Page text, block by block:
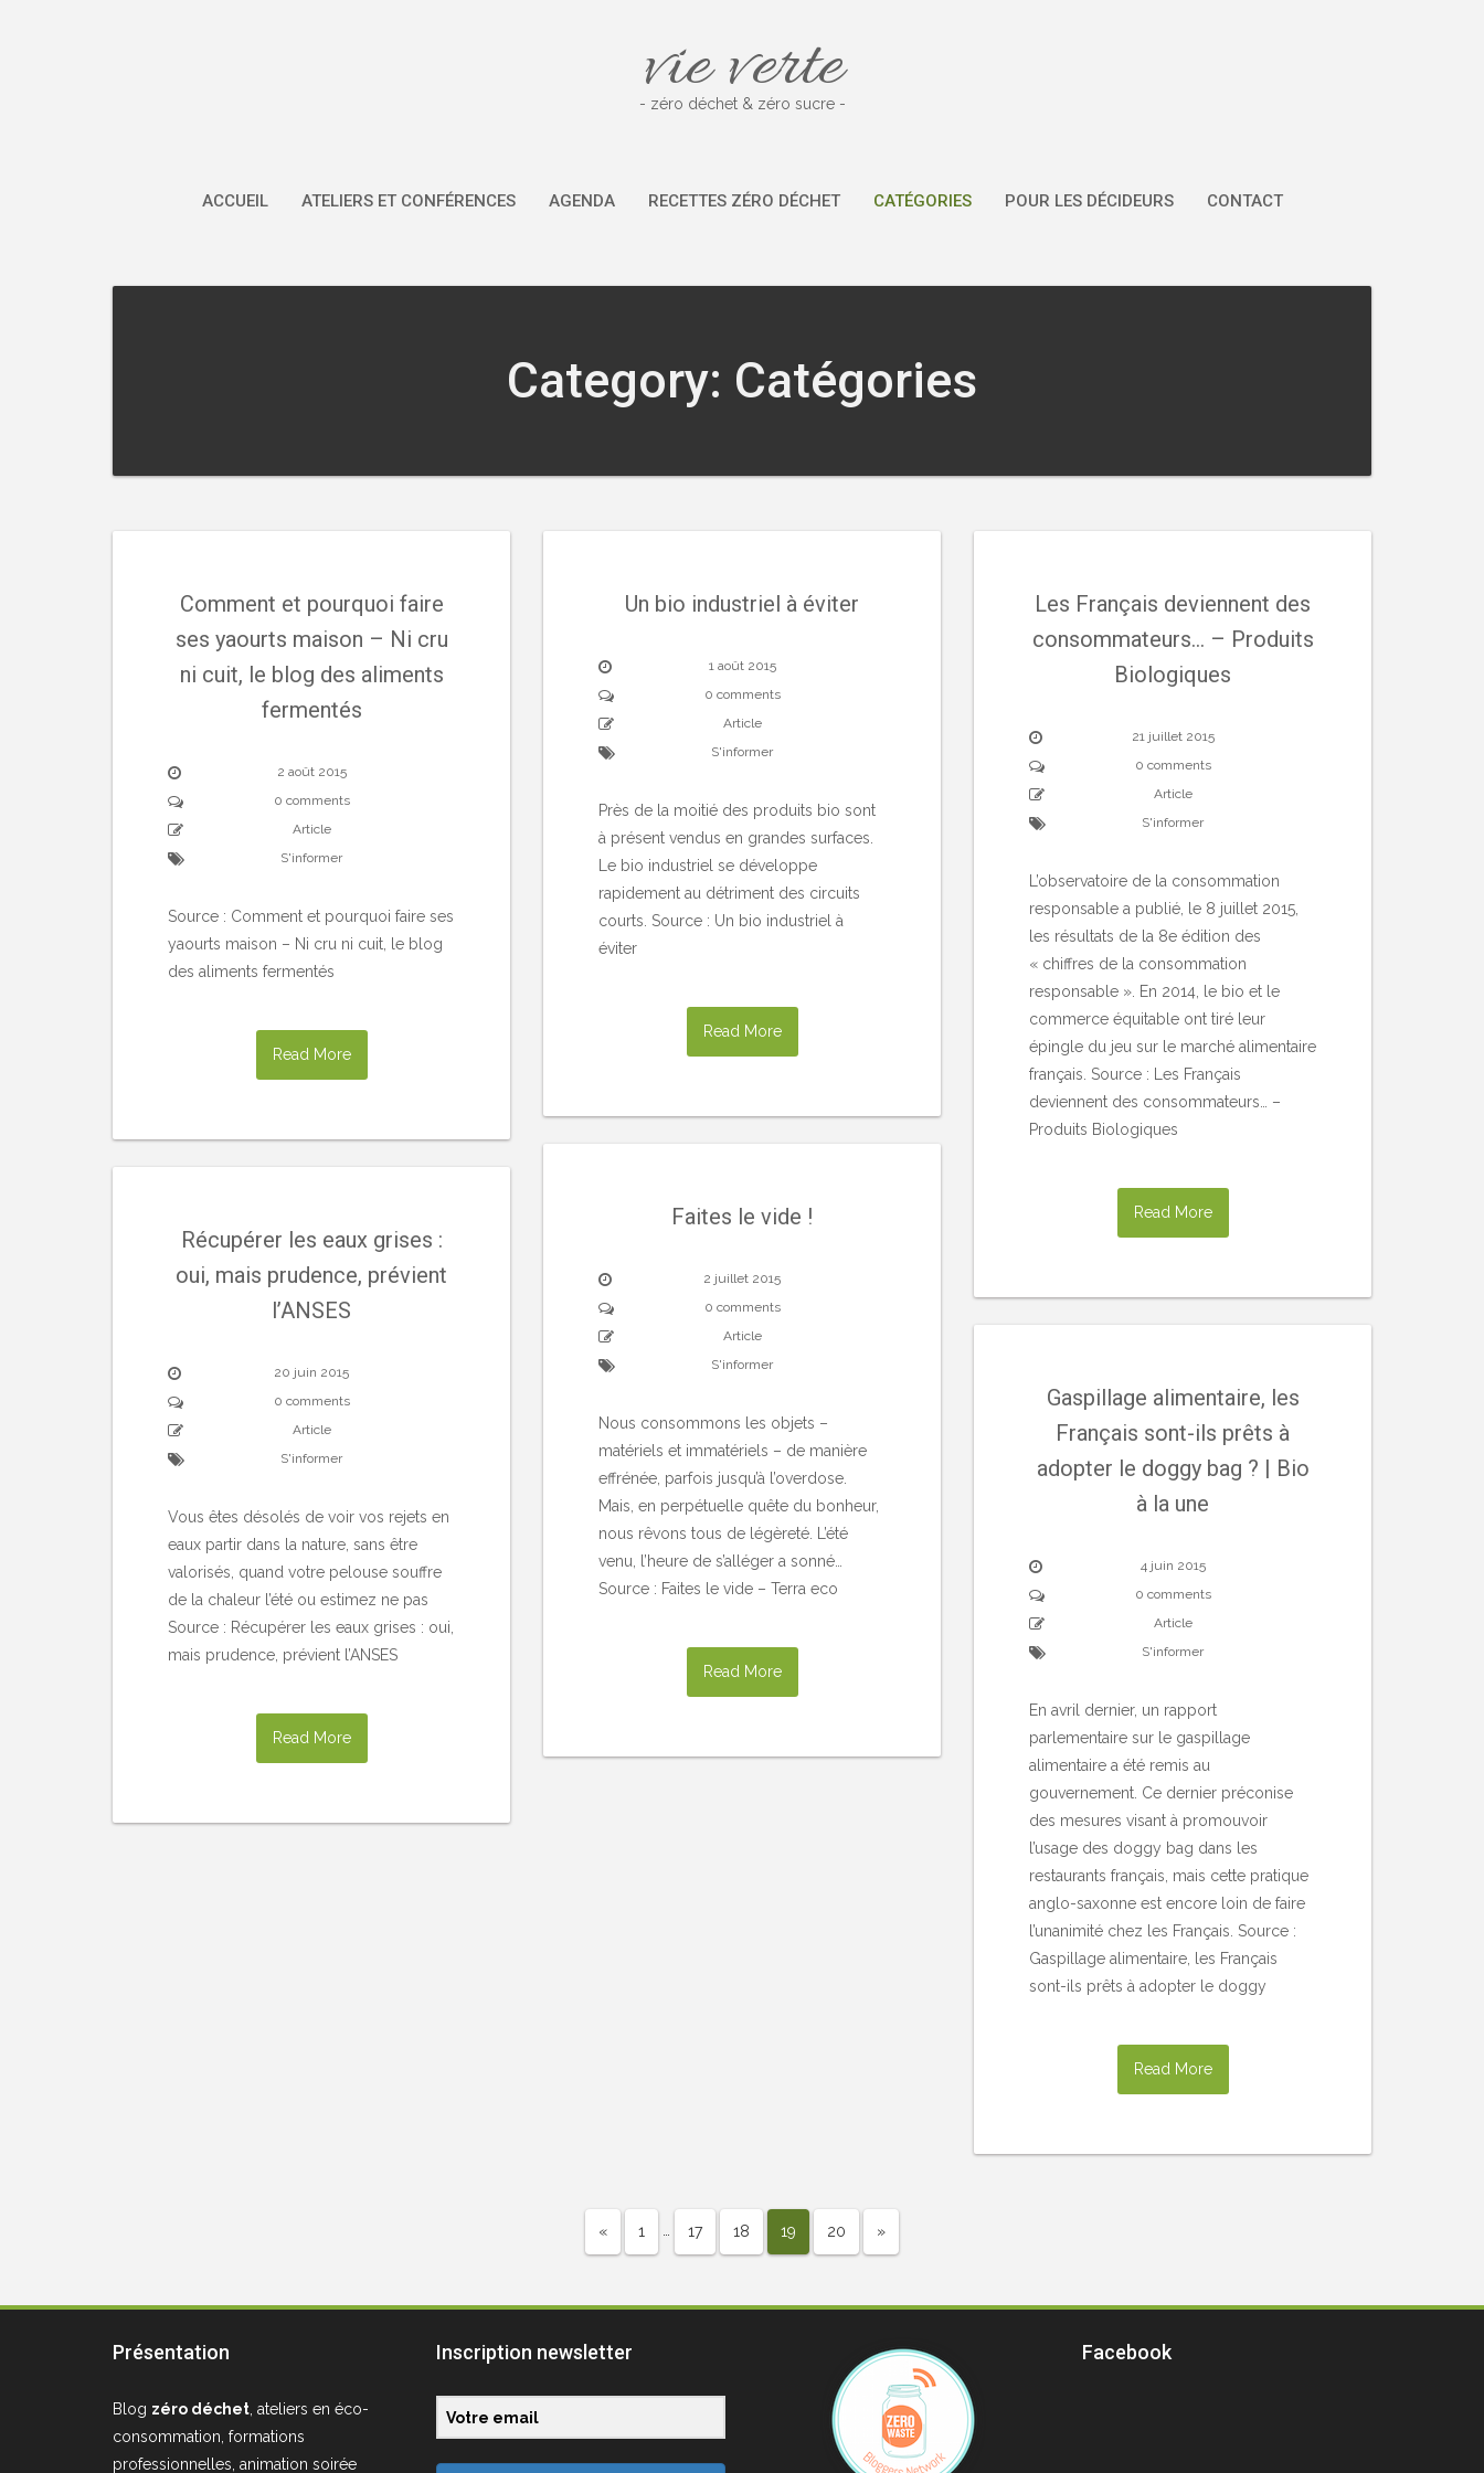
vie verte
- zéro déchet & zéro sucre -
ACCUEIL ATELIERS ET CONFÉRENCES AGENDA RECETTES ZÉRO DÉCHET CATÉGORIES POUR LES DÉCIDEURS CONTACT
Category: Catégories
Comment et pourquoi faire
ses yaourts maison – Ni cru
ni cuit, le blog des aliments
fermentés
2 août 2015
0 comments
Article
S'informer
Source : Comment et pourquoi faire ses
yaourts maison – Ni cru ni cuit, le blog
des aliments fermentés
Read More
Un bio industriel à éviter
1 août 2015
0 comments
Article
S'informer
Près de la moitié des produits bio sont
à présent vendus en grandes surfaces.
Le bio industriel se développe
rapidement au détriment des circuits
courts. Source : Un bio industriel à
éviter
Read More
Les Français deviennent des
consommateurs… – Produits
Biologiques
21 juillet 2015
0 comments
Article
S'informer
L’observatoire de la consommation
responsable a publié, le 8 juillet 2015,
les résultats de la 8e édition des
« chiffres de la consommation
responsable ». En 2014, le bio et le
commerce équitable ont tiré leur
épingle du jeu sur le marché alimentaire
français. Source : Les Français
deviennent des consommateurs… –
Produits Biologiques
Read More
Faites le vide !
2 juillet 2015
0 comments
Article
S'informer
Nous consommons les objets –
matériels et immatériels – de manière
effrénée, parfois jusqu’à l’overdose.
Mais, en perpétuelle quête du bonheur,
nous rêvons tous de légèreté. L’été
venu, l’heure de s’alléger a sonné…
Source : Faites le vide – Terra eco
Read More
Récupérer les eaux grises :
oui, mais prudence, prévient
l’ANSES
20 juin 2015
0 comments
Article
S'informer
Vous êtes désolés de voir vos rejets en
eaux partir dans la nature, sans être
valorisés, quand votre pelouse souffre
de la chaleur l’été ou estimez ne pas
Source : Récupérer les eaux grises : oui,
mais prudence, prévient l’ANSES
Read More
Gaspillage alimentaire, les
Français sont-ils prêts à
adopter le doggy bag ? | Bio
à la une
4 juin 2015
0 comments
Article
S'informer
En avril dernier, un rapport
parlementaire sur le gaspillage
alimentaire a été remis au
gouvernement. Ce dernier préconise
des mesures visant à promouvoir
l’usage des doggy bag dans les
restaurants français, mais cette pratique
anglo-saxonne est encore loin de faire
l’unanimité chez les Français. Source :
Gaspillage alimentaire, les Français
sont-ils prêts à adopter le doggy
Read More
« 1 … 17 18 19 20 »
Présentation
Blog zéro déchet, ateliers en éco-
consommation, formations
professionnelles, animation soirée
Inscription newsletter Facebook